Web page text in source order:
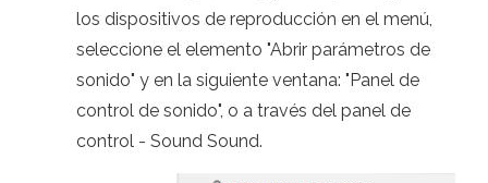
los dispositivos de reproducción en el menú,
seleccione el elemento "Abrir parámetros de
sonido" y en la siguiente ventana: "Panel de
control de sonido", o a través del panel de
control - Sound Sound.